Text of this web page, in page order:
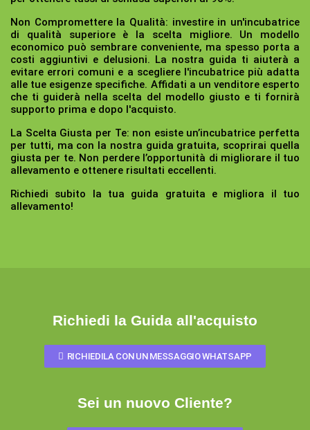
Non Compromettere la Qualità: investire in un'incubatrice
di qualità superiore è la scelta migliore. Un modello
economico può sembrare conveniente, ma spesso porta a
costi aggiuntivi e delusioni. La nostra guida ti aiuterà a
evitare errori comuni e a scegliere l'incubatrice più adatta
alle tue esigenze specifiche. Affidati a un venditore esperto
che ti guiderà nella scelta del modello giusto e ti fornirà
supporto prima e dopo l'acquisto.
La Scelta Giusta per Te: non esiste un’incubatrice perfetta
per tutti, ma con la nostra guida gratuita, scoprirai quella
giusta per te. Non perdere l’opportunità di migliorare il tuo
allevamento e ottenere risultati eccellenti.
Richiedi subito la tua guida gratuita e migliora il tuo
allevamento!
Richiedi la Guida all'acquisto
RICHIEDILA CON UN MESSAGGIO WHATSAPP
Sei un nuovo Cliente?